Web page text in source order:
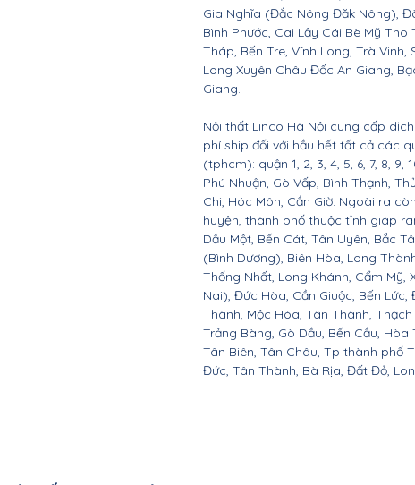
Gia Nghĩa (Đắc Nông Đăk Nông),
Bình Phước, Cai Lậy Cái Bè Mỹ
Tháp, Bến Tre, Vĩnh Long, Trà Vinh,
Long Xuyên Châu Đốc An Giang,
Giang.
Nội thất Linco Hà Nội cung cấp
phí ship đối với hầu hết tất cả các
(tphcm): quận 1, 2, 3, 4, 5, 6, 7, 8, 9,
Phú Nhuận, Gò Vấp, Bình Thạnh,
Chi, Hóc Môn, Cần Giờ. Ngoài ra
huyện, thành phố thuộc tỉnh giáp
Dầu Một, Bến Cát, Tân Uyên, Bắc
(Bình Dương), Biên Hòa, Long
Thống Nhất, Long Khánh, Cẩm Mỹ,
Nai), Đức Hòa, Cần Giuộc, Bến
Thành, Mộc Hóa, Tân Thành,
Trảng Bàng, Gò Dầu, Bến Cầu,
Tân Biên, Tân Châu, Tp thành phố
Đức, Tân Thành, Bà Rịa, Đất Đỏ,